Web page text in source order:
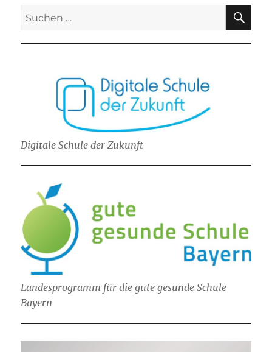
Suchen
nach:
Digitale Schule der Zukunft
Landesprogramm für die gute gesunde Schule
Bayern